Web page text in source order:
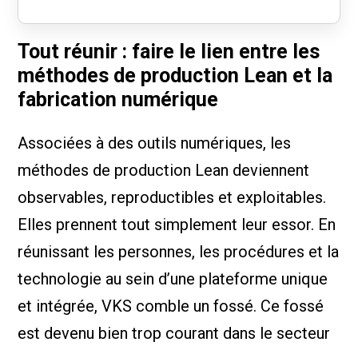
Tout réunir : faire le lien entre les
méthodes de production Lean et la
fabrication numérique
Associées à des outils numériques, les
méthodes de production Lean deviennent
observables, reproductibles et exploitables.
Elles prennent tout simplement leur essor. En
réunissant les personnes, les procédures et la
technologie au sein d’une plateforme unique
et intégrée, VKS comble un fossé. Ce fossé
est devenu bien trop courant dans le secteur